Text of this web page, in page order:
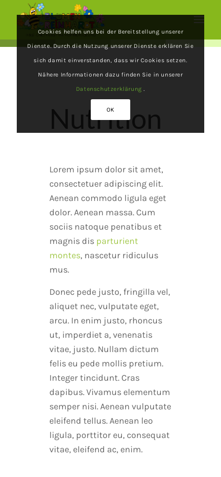
Nutrition
Lorem ipsum dolor sit amet,
consectetuer adipiscing elit.
Aenean commodo ligula eget
dolor. Aenean massa. Cum
sociis natoque penatibus et
magnis dis parturient
montes, nascetur ridiculus
mus.
Donec pede justo, fringilla vel,
aliquet nec, vulputate eget,
arcu. In enim justo, rhoncus
ut, imperdiet a, venenatis
vitae, justo. Nullam dictum
felis eu pede mollis pretium.
Integer tincidunt. Cras
dapibus. Vivamus elementum
semper nisi. Aenean vulputate
eleifend tellus. Aenean leo
ligula, porttitor eu, consequat
vitae, eleifend ac, enim.
Cookies helfen uns bei der Bereitstellung unserer
Dienste. Durch die Nutzung unserer Dienste erklären Sie
sich damit einverstanden, dass wir Cookies setzen.
Nähere Informationen dazu finden Sie in unserer
Datenschutzerklärung
OK